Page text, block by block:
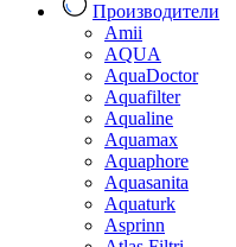
Производители
Amii
AQUA
AquaDoctor
Aquafilter
Aqualine
Aquamax
Aquaphore
Aquasanita
Aquaturk
Asprinn